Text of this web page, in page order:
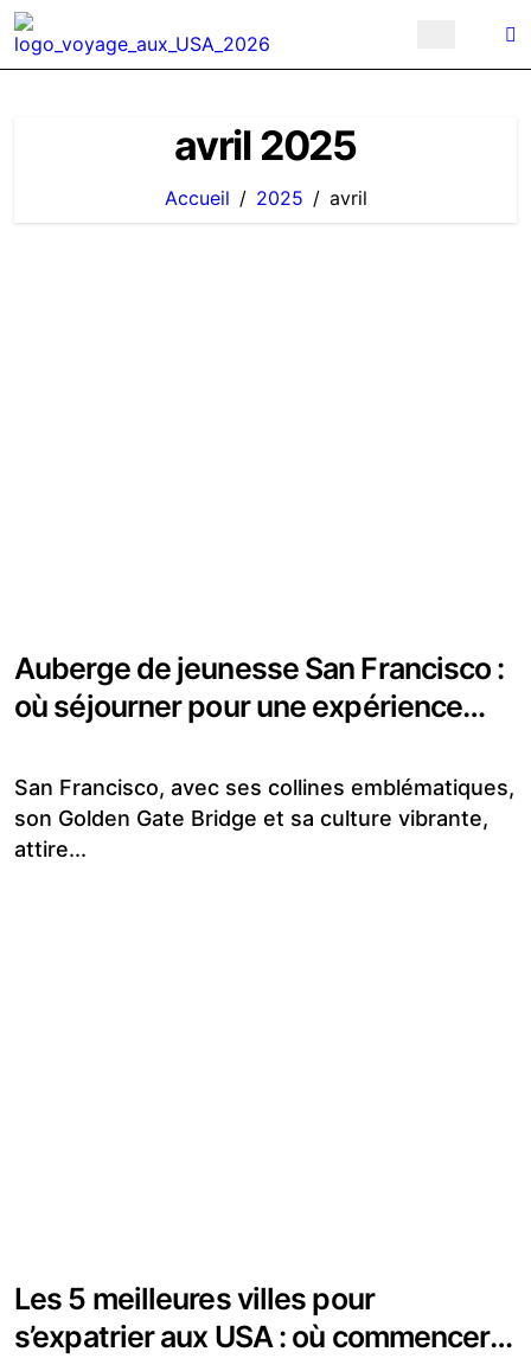
Passer
au
contenu
avril 2025
Accueil 2025 avril
Auberge de jeunesse San Francisco :
où séjourner pour une expérience
San Francisco, avec ses collines emblématiques,
son Golden Gate Bridge et sa culture vibrante,
attire...
Les 5 meilleures villes pour
s’expatrier aux USA : où commencer